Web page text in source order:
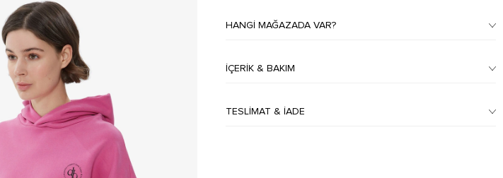
HANGI MAĞAZADA VAR?
İÇERIK & BAKIM
TESLIMAT & İADE